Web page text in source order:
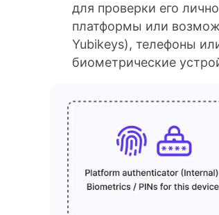
для проверки его
платформы или
Yubikeys), телефоны
биометрические